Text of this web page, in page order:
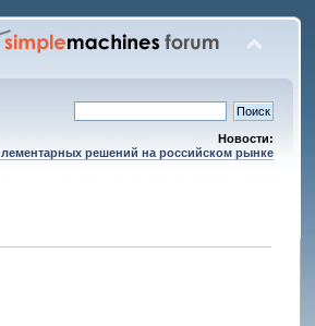
Новости:
решений на российском рынке